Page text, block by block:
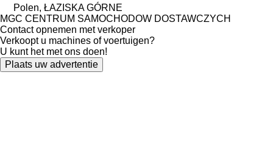
Polen, ŁAZISKA GÓRNE
MGC CENTRUM SAMOCHODOW DOSTAWCZYCH
Contact opnemen met verkoper
Verkoopt u machines of voertuigen?
U kunt het met ons doen!
Plaats uw advertentie